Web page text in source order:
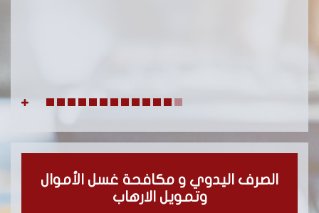
الصرف اليدوي و مكافحة غسل الأموال
وتمويل الارهاب